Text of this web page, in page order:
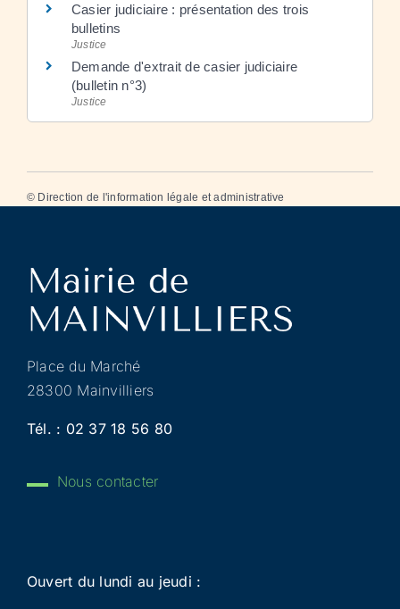
Casier judiciaire : présentation des trois
bulletins
Justice
Demande d'extrait de casier judiciaire
(bulletin n°3)
Justice
© Direction de l'information légale et administrative
Place du Marché
28300 Mainvilliers
Tél. : 02 37 18 56 80
Nous contacter
Ouvert du lundi au jeudi :